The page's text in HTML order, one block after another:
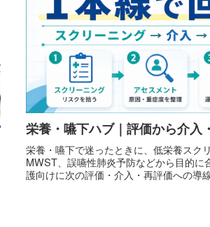
栄養・嚥下ハブ｜評価から介入
栄養・嚥下で迷ったときに、低栄養スク
MWST、誤嚥性肺炎予防などから目的
護向けに次の評価・介入・再評価への導